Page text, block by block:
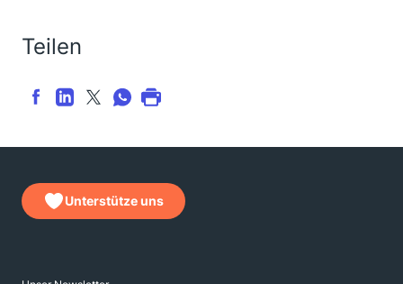
Teilen
Unterstütze uns